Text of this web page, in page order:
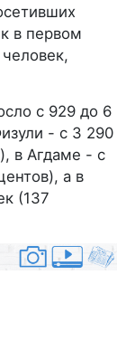
в первом
с 929 до 6
- с 3 290
в Агдаме - с
а в
(137